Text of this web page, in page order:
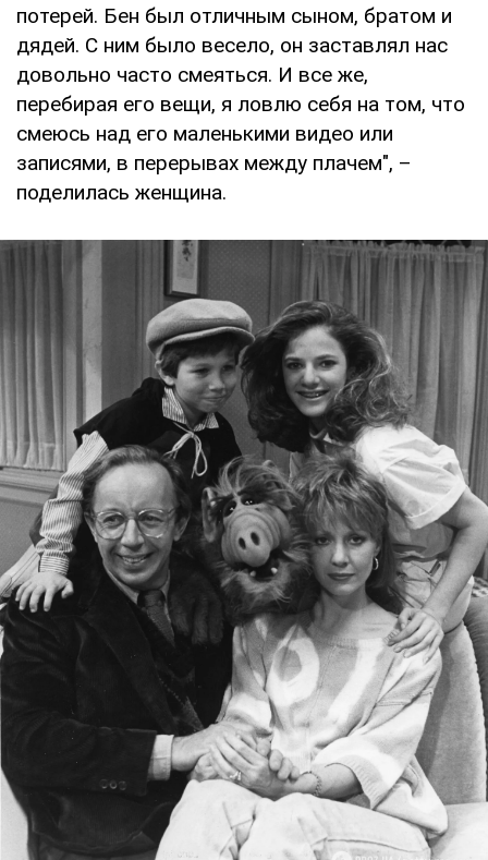
потерей. Бен был отличным сыном, братом и
дядей. С ним было весело, он заставлял нас
довольно часто смеяться. И все же,
перебирая его вещи, я ловлю себя на том, что
смеюсь над его маленькими видео или
записями, в перерывах между плачем", –
поделилась женщина.